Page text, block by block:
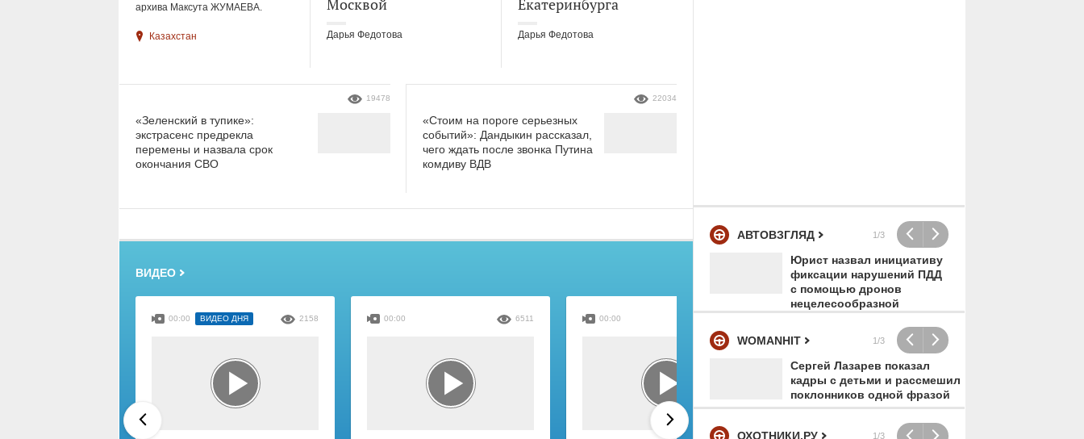
архива Максута ЖУМАЕВА.
Казахстан Дарья Федотова Дарья Федотова
«Зеленский в тупике»:
экстрасенс предрекла
перемены и назвала срок
окончания СВО
19478
«Стоим на пороге серьезных
событий»: Дандыкин рассказал,
чего ждать после звонка Путина
комдиву ВДВ
22034
ВИДЕО
00:00 ВИДЕО ДНЯ 2158 00:00 6511 00:00
АВТОВЗГЛЯД 1/3
Юрист назвал инициативу
фиксации нарушений ПДД
с помощью дронов
нецелесообразной
WOMANHIT 1/3
Сергей Лазарев показал
кадры с детьми и рассмешил
поклонников одной фразой
ОХОТНИКИ.РУ 1/3